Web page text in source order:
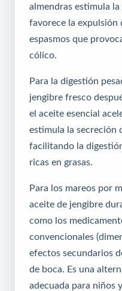
almendras estimula
favorece la expulsión
espasmos que
cólico.
Para la digestión
jengibre fresco
el aceite esencial
estimula la secreción
facilitando la
ricas en grasas.
Para los mareos por
aceite de jengibre
como los
convencionales
efectos secundarios
de boca. Es una
adecuada para niños